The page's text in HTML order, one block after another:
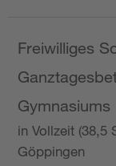
Freiwilliges
Gymnasiums
in Vollzeit (38,5
Göppingen